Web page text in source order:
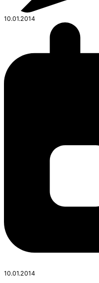
10.01.2014
10.01.2014